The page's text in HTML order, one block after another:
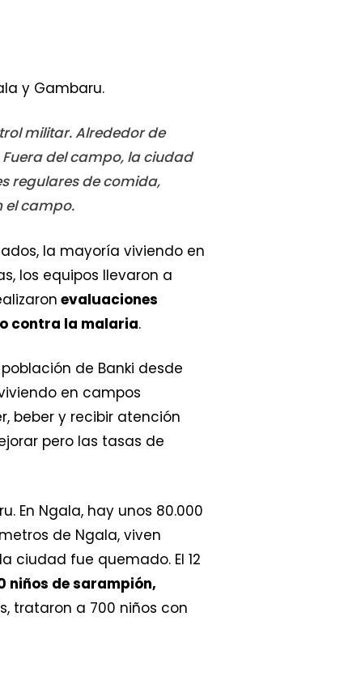
y Gambaru.
militar. Alrededor de
del campo, la ciudad
regulares de comida,
el campo.
la mayoría viviendo en
los equipos llevaron a
evaluaciones
contra la malaria.
de Banki desde
en campos
beber y recibir atención
pero las tasas de
En Ngala, hay unos 80.000
de Ngala, viven
ciudad fue quemado. El 12
niños de sarampión,
trataron a 700 niños con